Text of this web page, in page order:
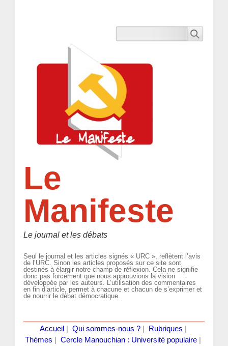
Le
Manifeste
Le journal et les débats
Seul le journal et les articles signés « URC », reflètent l’avis
de l’URC. Sinon les articles proposés sur ce site sont
destinés à élargir notre champ de réflexion. Cela ne signifie
donc pas forcément que nous approuvions la vision
développée par les auteurs. L’utilisation des commentaires
en fin d’article, permet à chacune et chacun de s’exprimer et
de nourrir le débat démocratique.
Accueil Qui sommes-nous ?| Rubriques
Thèmes
Cercle Manouchian : Université populaire